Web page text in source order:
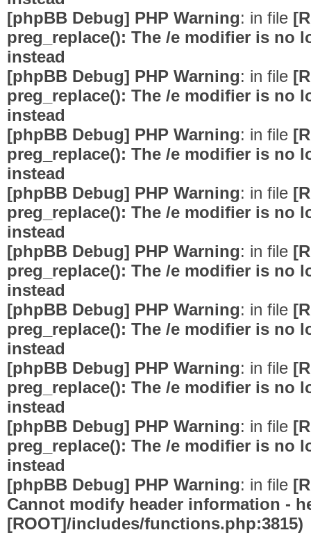
[phpBB Debug] PHP Warning: in file
preg_replace(): The /e modifier is no
instead
[phpBB Debug] PHP Warning: in file
preg_replace(): The /e modifier is no
instead
[phpBB Debug] PHP Warning: in file
preg_replace(): The /e modifier is no
instead
[phpBB Debug] PHP Warning: in file
preg_replace(): The /e modifier is no
instead
[phpBB Debug] PHP Warning: in file
preg_replace(): The /e modifier is no
instead
[phpBB Debug] PHP Warning: in file
preg_replace(): The /e modifier is no
instead
[phpBB Debug] PHP Warning: in file
preg_replace(): The /e modifier is no
instead
[phpBB Debug] PHP Warning: in file
preg_replace(): The /e modifier is no
instead
[phpBB Debug] PHP Warning: in file
Cannot modify header information -
[ROOT]/includes/functions.php:3815)